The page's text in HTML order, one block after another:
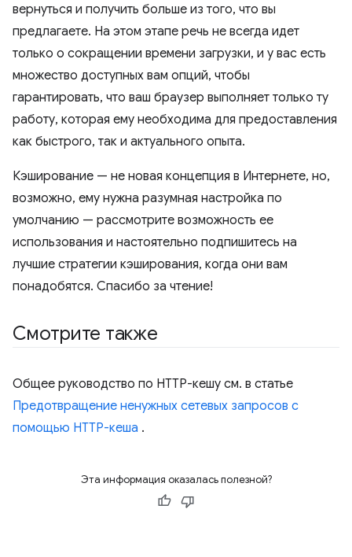
вернуться и получить больше из того, что вы
предлагаете. На этом этапе речь не всегда идет
только о сокращении времени загрузки, и у вас есть
множество доступных вам опций, чтобы
гарантировать, что ваш браузер выполняет только ту
работу, которая ему необходима для предоставления
как быстрого, так и актуального опыта.
Кэширование — не новая концепция в Интернете, но,
возможно, ему нужна разумная настройка по
умолчанию — рассмотрите возможность ее
использования и настоятельно подпишитесь на
лучшие стратегии кэширования, когда они вам
понадобятся. Спасибо за чтение!
Смотрите также
Общее руководство по HTTP-кешу см. в статье
Предотвращение ненужных сетевых запросов с
помощью HTTP-кеша .
Эта информация оказалась полезной?